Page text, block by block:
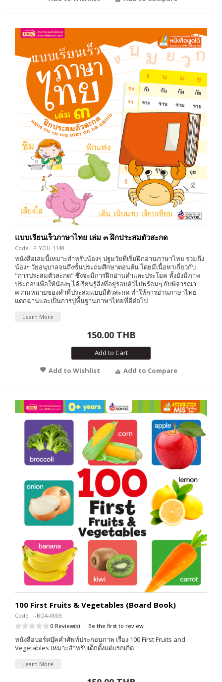
แบบเรียนเร็วภาษาไทย เล่ม ๓ ฝึกประสมตัวสะกด
Code : P-YOU-1148
หนังสือเล่มนี้เหมาะสำหรับน้องๆ ปฐมวัยที่เริ่มฝึกอ่านภาษาไทย รวมถึง
น้องๆ วัยอนุบาลจนถึงชั้นประถมศึกษาตอนต้น โดยมีเนื้อหาเกี่ยวกับ
"การประสมตัวสะกด" ซึ่งจะมีการฝึกอ่านคำและประโยค ทั้งยังมีภาพ
ประกอบเพื่อให้น้องๆ ได้เรียนรู้สิ่งที่อยู่รอบตัวไปพร้อมๆ กับพิจารณา
ความหมายของคำที่ประสมแบบมีตัวสะกด ทำให้การอ่านภาษาไทย
แตกฉานและเป็นการปูพื้นฐานภาษาไทยที่ดีต่อไป
Learn More
150.00 THB
Add to Cart
Add to Wishlist
Add to Compare
100 First Fruits & Vegetables (Board Book)
Code : I-BOA-0003
0 Review(s) | Be the first to review
หนังสือบอร์ดบุ๊คคำศัพท์ประกอบภาพ เรื่อง 100 First Fruits and
Vegetables เหมาะสำหรับเด็กตั้งแต่แรกเกิด
Learn More